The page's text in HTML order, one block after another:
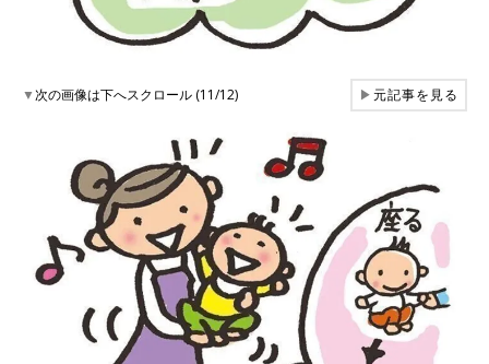
▼次の画像は下へスクロール (11/12) ▶元記事を見る